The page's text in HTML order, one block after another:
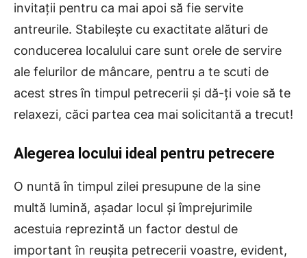
invitații pentru ca mai apoi să fie servite
antreurile. Stabilește cu exactitate alături de
conducerea localului care sunt orele de servire
ale felurilor de mâncare, pentru a te scuti de
acest stres în timpul petrecerii și dă-ți voie să te
relaxezi, căci partea cea mai solicitantă a trecut!
Alegerea locului ideal pentru petrecere
O nuntă în timpul zilei presupune de la sine
multă lumină, așadar locul și împrejurimile
acestuia reprezintă un factor destul de
important în reușita petrecerii voastre, evident,